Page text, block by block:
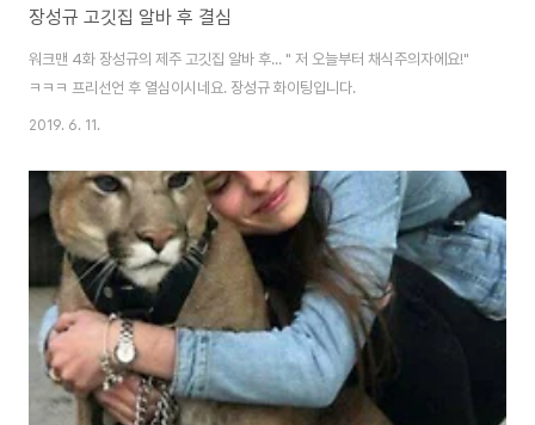
장성규 고깃집 알바 후 결심
워크맨 4화 장성규의 제주 고깃집 알바 후... " 저 오늘부터 채식주의자에요!"
ㅋㅋㅋ 프리선언 후 열심이시네요. 장성규 화이팅입니다.
2019. 6. 11.